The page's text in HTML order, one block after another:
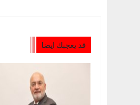
قد يعجبك ايضا